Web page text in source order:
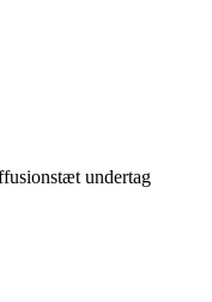
undertag